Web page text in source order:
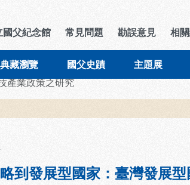
導覽列區塊
國父紀念館 常見問題 勘誤意見 相
典藏瀏覽 國父史蹟 主題展
產業政策之研究
到發展型國家：臺灣發展